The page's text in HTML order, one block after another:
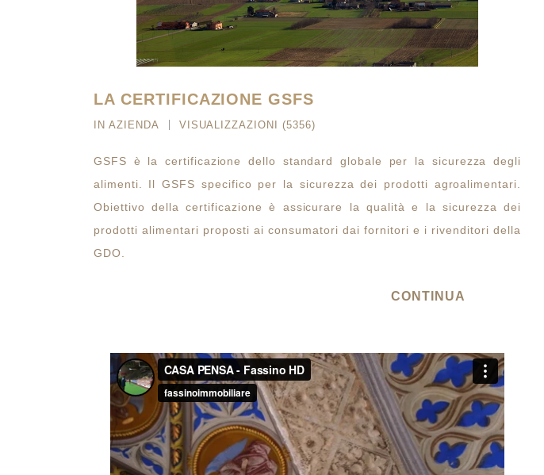
LA CERTIFICAZIONE GSFS
IN AZIENDA VISUALIZZAZIONI (5356)
GSFS è la certificazione dello standard globale per la sicurezza degli
alimenti. Il GSFS specifico per la sicurezza dei prodotti agroalimentari.
Obiettivo della certificazione è assicurare la qualità e la sicurezza dei
prodotti alimentari proposti ai consumatori dai fornitori e i rivenditori della
GDO.
CONTINUA